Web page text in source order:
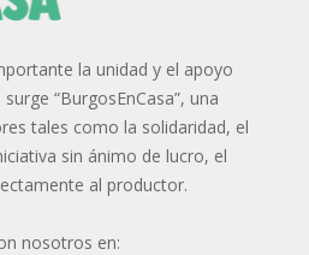
la unidad y el apoyo
“BurgosEnCasa”, una
tales como la solidaridad, el
sin ánimo de lucro, el
al productor.
nosotros en: